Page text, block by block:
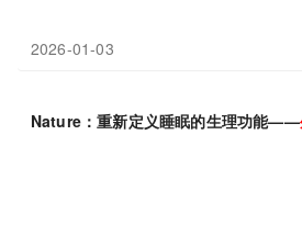
2026-01-03
Nature：重新定义睡眠的生理功能——